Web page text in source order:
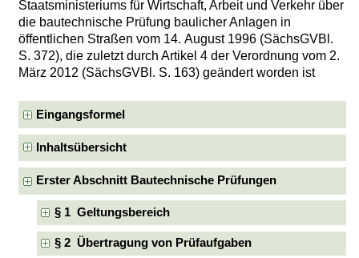
Staatsministeriums für Wirtschaft, Arbeit und Verkehr über
die bautechnische Prüfung baulicher Anlagen in
öffentlichen Straßen vom 14. August 1996 (SächsGVBl.
S. 372), die zuletzt durch Artikel 4 der Verordnung vom 2.
März 2012 (SächsGVBl. S. 163) geändert worden ist
Eingangsformel
Inhaltsübersicht
Erster Abschnitt Bautechnische Prüfungen
§ 1 Geltungsbereich
§ 2 Übertragung von Prüfaufgaben